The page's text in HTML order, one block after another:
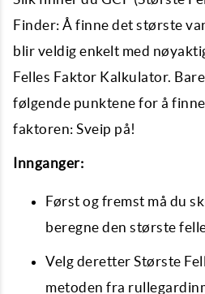
Finder: Å finne det største
blir veldig enkelt med
Felles Faktor Kalkulator.
følgende punktene for å
faktoren: Sveip på!
Innganger:
Først og fremst må du
beregne den største
Velg deretter Største
metoden fra